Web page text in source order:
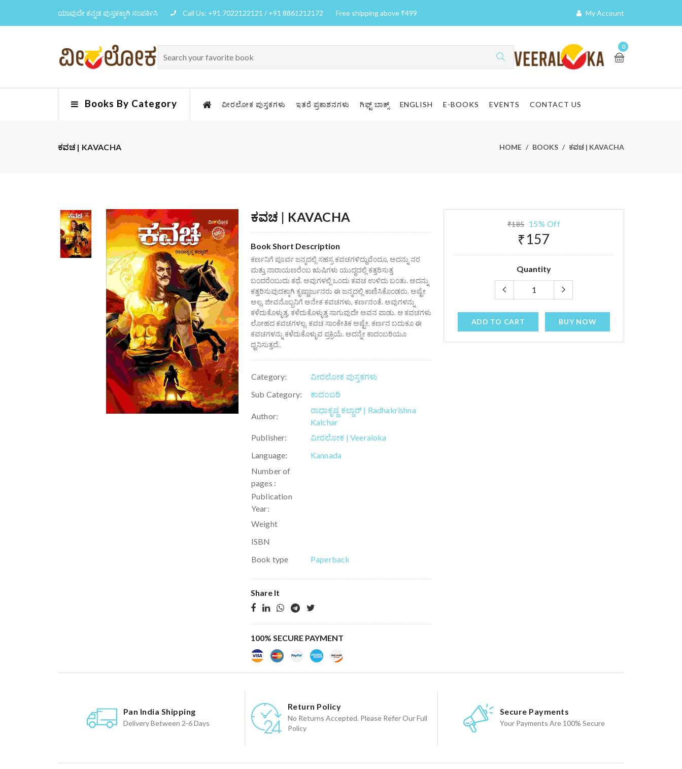
ಯಾವುದೇ ಕನ್ನಡ ಪುಸ್ತಕಕ್ಕಾಗಿ ಸಂಪರ್ಕಿಸಿ Call Us: +91 7022122121 / +91 8861212172 Free shipping above ₹499 My Account
0
Books By Category ವೀರಲೋಕ ಪುಸ್ತಕಗಳು ಇತರೆ ಪ್ರಕಾಶನಗಳು ಗಿಫ್ಟ್ ಬಾಕ್ಸ್ ENGLISH E-BOOKS EVENTS CONTACT US
ಕವಚ | KAVACHA HOME BOOKS ಕವಚ | KAVACHA
ಕವಚ | KAVACHA
Book Short Description
ಕರ್ಣನಿಗೆ ಪೂರ್ವ ಜನ್ಮದಲ್ಲಿ ಸಹಸ್ರ ಕವಚಗಳಿದ್ದುವೆಂದೂ, ಅದನ್ನು ನರ
ಮತ್ತು ನಾರಾಯಣರೆಂಬ ಋಷಿಗಳು ಯುದ್ಧದಲ್ಲಿ ಕತ್ತರಿಸುತ್ತ
ಬಂದರೆಂಬುದು ಕಥೆ. ಅವುಗಳಲ್ಲಿ ಒಂದು ಕವಚ ಉಳಿದು ಬಂತು. ಅದನ್ನು
ಕತ್ತರಿಸುವುದಕ್ಕಾಗಿ ಕೃಷ್ಣಾರ್ಜುನರು ಈ ಜನ್ಮದಲ್ಲಿ ಕಾಣಿಸಿಕೊಂಡರು. ಅಷ್ಟೇ
ಅಲ್ಲ, ಜೀವನೊಬ್ಬನಿಗೆ ಅನೇಕ ಕವಚಗಳು, ಕರ್ಣನಂತೆ. ಅವುಗಳನ್ನು
ಕಳೆದುಕೊಳ್ಳುತ್ತ, ಕಳೆದುಕೊಳ್ಳುತ್ತ ಸಾಗುವುದೇ ಅವನ ಪಾಡು. ಆ ಕವಚಗಳು
ಲೋಹದ ಕವಚಗಳಲ್ಲ. ಕವಚ ಸಾಂಕೇತಿಕ ಅಷ್ಟೇ. ಕರ್ಣನ ಬದುಕೂ ಈ
ಕವಚಗಳನ್ನು ಕಳೆದುಕೊಳ್ಳುವ ಪ್ರಕ್ರಿಯೆ. ಅದನ್ನೇ ಕಾದಂಬರಿಯೂ
ಧ್ವನಿಸುತ್ತದೆ..
Category:
ವೀರಲೋಕ ಪುಸ್ತಕಗಳು
Sub Category:
ಕಾದಂಬರಿ
Author:
ರಾಧಾಕೃಷ್ಣ ಕಲ್ಚಾರ್ | Radhakrishna
Kalchar
Publisher:
ವೀರಲೋಕ | Veeraloka
Language:
Kannada
Number of
pages :
Publication
Year:
Weight
ISBN
Book type
Paperback
Share It
100% SECURE PAYMENT
₹185 15% Off
₹157
Quantity
ADD TO CART BUY NOW
Pan India Shipping
Delivery Between 2-6 Days
Return Policy
No Returns Accepted. Please Refer Our Full
Policy
Secure Payments
Your Payments Are 100% Secure